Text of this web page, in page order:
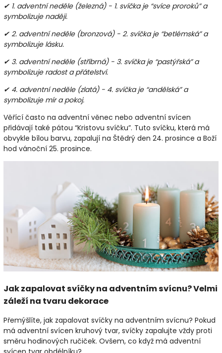
✔ 1. adventní neděle (železná) - 1. svíčka je “svíce proroků” a
symbolizuje naději.
✔ 2. adventní neděle (bronzová) - 2. svíčka je “betlémská” a
symbolizuje lásku.
✔ 3. adventní neděle (stříbrná) - 3. svíčka je “pastýřská” a
symbolizuje radost a přátelství.
✔ 4. adventní neděle (zlatá) - 4. svíčka je “andělská” a
symbolizuje mír a pokoj.
Věřící často na adventní věnec nebo adventní svícen
přidávají také pátou “Kristovu svíčku”. Tuto svíčku, která má
obvykle bílou barvu, zapalují na Štědrý den 24. prosince a Boží
hod vánoční 25. prosince.
Jak zapalovat svíčky na adventním svícnu? Velmi
záleží na tvaru dekorace
Přemýšlíte, jak zapalovat svíčky na adventním svícnu? Pokud
má adventní svícen kruhový tvar, svíčky zapalujte vždy proti
směru hodinových ručiček. Ovšem, co když má adventní